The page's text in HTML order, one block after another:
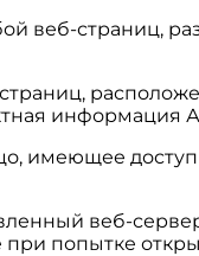
веб-страниц,
информация
имеющее
веб-
попытке